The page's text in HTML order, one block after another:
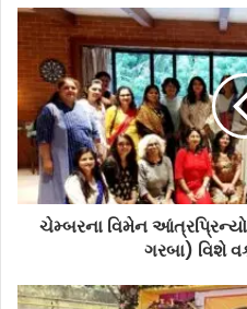
ચેમ્બરના વિમેન
ગરબા) વિશે